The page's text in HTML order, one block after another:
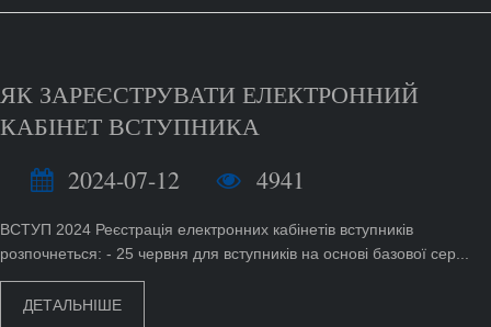
ЯК ЗАРЕЄСТРУВАТИ ЕЛЕКТРОННИЙ
КАБІНЕТ ВСТУПНИКА
2024-07-12
4941
ВСТУП 2024 Реєстрація електронних кабінетів вступників
розпочнеться: - 25 червня для вступників на основі базової сер...
ДЕТАЛЬНІШЕ